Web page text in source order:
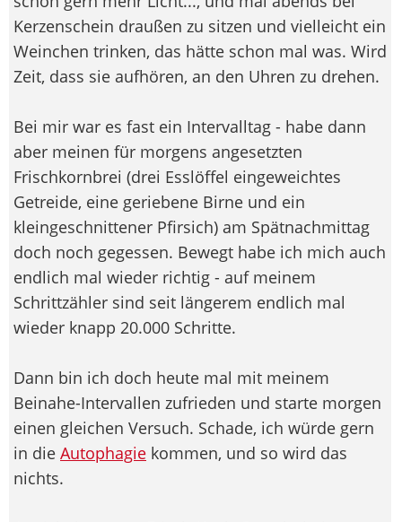
Kerzenschein draußen zu sitzen und vielleicht ein
Weinchen trinken, das hätte schon mal was. Wird
Zeit, dass sie aufhören, an den Uhren zu drehen.
Bei mir war es fast ein Intervalltag - habe dann
aber meinen für morgens angesetzten
Frischkornbrei (drei Esslöffel eingeweichtes
Getreide, eine geriebene Birne und ein
kleingeschnittener Pfirsich) am Spätnachmittag
doch noch gegessen. Bewegt habe ich mich auch
endlich mal wieder richtig - auf meinem
Schrittzähler sind seit längerem endlich mal
wieder knapp 20.000 Schritte.
Dann bin ich doch heute mal mit meinem
Beinahe-Intervallen zufrieden und starte morgen
einen gleichen Versuch. Schade, ich würde gern
in die Autophagie kommen, und so wird das
nichts.